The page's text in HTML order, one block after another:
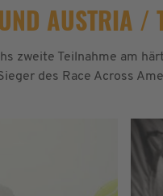
AUSTRIA /
zweite Teilnahme am
des Race Across